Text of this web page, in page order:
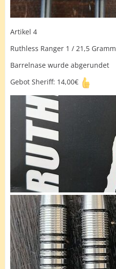
Artikel 4
Ruthless Ranger 1 / 21,5 Gramm
Barrelnase wurde abgerundet
Gebot Sheriff: 14,00€